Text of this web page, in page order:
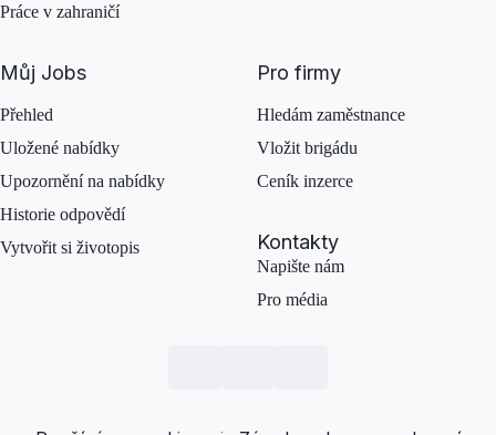
Práce v zahraničí
Můj Jobs
Přehled
Uložené nabídky
Upozornění na nabídky
Historie odpovědí
Vytvořit si životopis
Pro firmy
Hledám zaměstnance
Vložit brigádu
Ceník inzerce
Kontakty
Napište nám
Pro média